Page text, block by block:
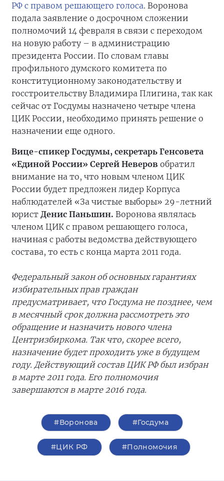
РФ с правом решающего голоса. Воронова
подала заявление о досрочном сложении
полномочий 14 февраля в связи с переходом
на новую работу – в администрацию
президента России. По словам главы
профильного думского комитета по
конституционному законодательству и
госстроительству Владимира Плигина, так как
сейчас от Госдумы назначено четыре члена
ЦИК России, необходимо принять решение о
назначении еще одного.
Вице-спикер Госдумы, секретарь Генсовета
«Единой России» Сергей Неверов обратил
внимание на то, что новым членом ЦИК
России будет предложен лидер Корпуса
наблюдателей «За чистые выборы» 29-летний
юрист Денис Паньшин. Воронова являлась
членом ЦИК с правом решающего голоса,
начиная с работы ведомства действующего
состава, то есть с конца марта 2011 года.
Федеральный закон об основных гарантиях
избирательных прав граждан
предусматривает, что Госдума не позднее, чем
в месячный срок должна рассмотреть это
обращение и назначить нового члена
Центризбиркома. Так что, скорее всего,
назначение будет проходить уже в будущем
году. Действующий состав ЦИК РФ был избран
в марте 2011 года. Его полномочия
завершаются в марте 2016 года.
#Воронова #Госдума
#ЦИК РФ #Полномочия